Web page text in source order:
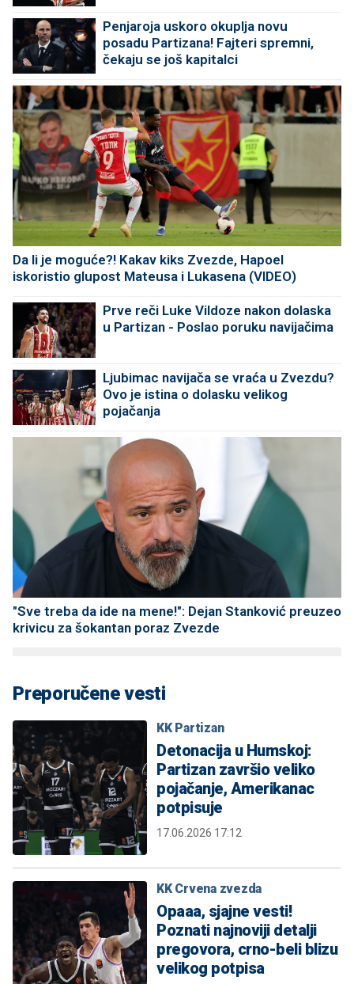
Penjaroja uskoro okuplja novu
posadu Partizana! Fajteri spremni,
čekaju se još kapitalci
Da li je moguće?! Kakav kiks Zvezde, Hapoel
iskoristio glupost Mateusa i Lukasena (VIDEO)
Prve reči Luke Vildoze nakon dolaska
u Partizan - Poslao poruku navijačima
Ljubimac navijača se vraća u Zvezdu?
Ovo je istina o dolasku velikog
pojačanja
"Sve treba da ide na mene!": Dejan Stanković preuzeo
krivicu za šokantan poraz Zvezde
Preporučene vesti
KK Partizan
Detonacija u Humskoj:
Partizan završio veliko
pojačanje, Amerikanac
potpisuje
17.06.2026 17:12
KK Crvena zvezda
Opaaa, sjajne vesti!
Poznati najnoviji detalji
pregovora, crno-beli blizu
velikog potpisa